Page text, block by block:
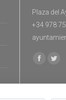
Plaza del
+34 978
Facebook